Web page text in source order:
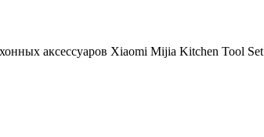
аксессуаров Xiaomi Mijia Kitchen Tool Set